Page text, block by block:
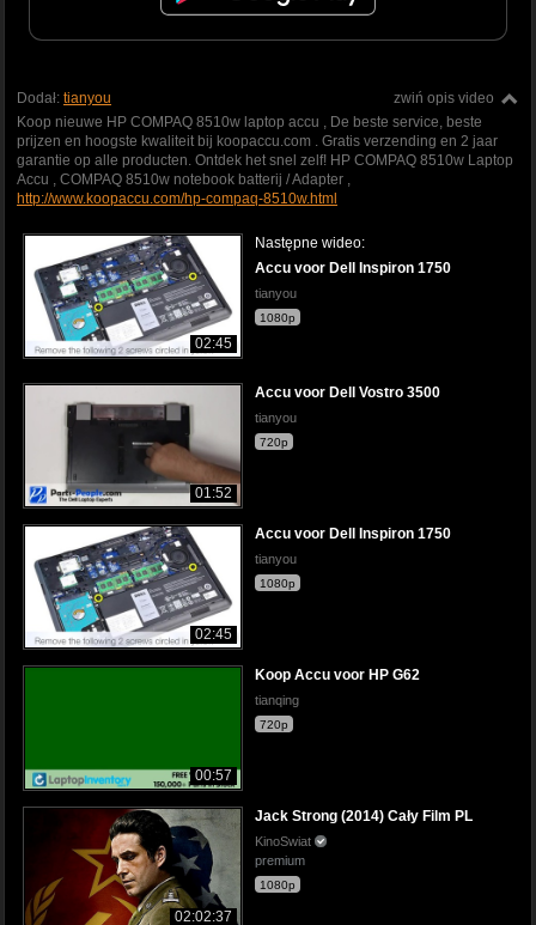
zwiń opis video
Dodał: tianyou
Koop nieuwe HP COMPAQ 8510w laptop accu , De beste service, beste
prijzen en hoogste kwaliteit bij koopaccu.com . Gratis verzending en 2 jaar
garantie op alle producten. Ontdek het snel zelf! HP COMPAQ 8510w Laptop
Accu , COMPAQ 8510w notebook batterij / Adapter ,
http://www.koopaccu.com/hp-compaq-8510w.html
02:45
Następne wideo:
Accu voor Dell Inspiron 1750
tianyou
1080p
01:52
Accu voor Dell Vostro 3500
tianyou
720p
02:45
Accu voor Dell Inspiron 1750
tianyou
1080p
00:57
Koop Accu voor HP G62
tianqing
720p
02:02:37
Jack Strong (2014) Cały Film PL
KinoSwiat
premium
1080p